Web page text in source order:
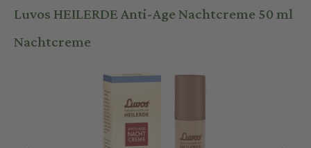
Luvos HEILERDE Anti-Age Nachtcreme 50 ml
Nachtcreme